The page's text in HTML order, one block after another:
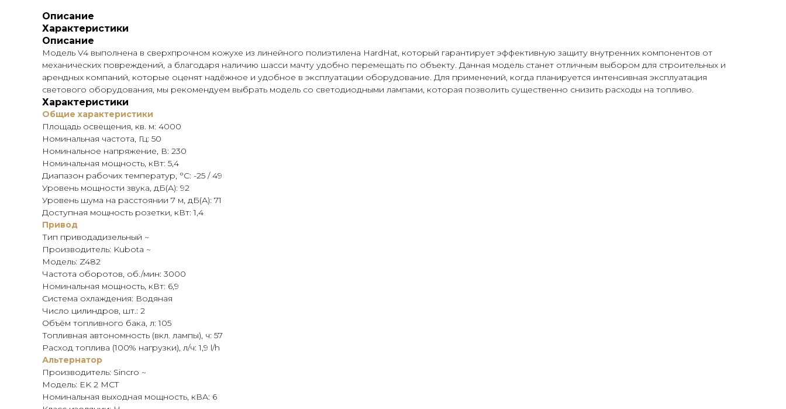
Описание
Характеристики
Описание
Модель V4 выполнена в сверхпрочном кожухе из линейного полиэтилена HardHat, который гарантирует эффективную защиту внутренних компонентов от
механических повреждений, а благодаря наличию шасси мачту удобно перемещать по объекту. Данная модель станет отличным выбором для строительных и
арендных компаний, которые оценят надёжное и удобное в эксплуатации оборудование. Для применений, когда планируется интенсивная эксплуатация
светового оборудования, мы рекомендуем выбрать модель со светодиодными лампами, которая позволить существенно снизить расходы на топливо.
Характеристики
Общие характеристики
Площадь освещения, кв. м: 4000
Номинальная частота, Гц: 50
Номинальное напряжение, В: 230
Номинальная мощность, кВт: 5,4
Диапазон рабочих температур, °C: -25 / 49
Уровень мощности звука, дБ(А): 92
Уровень шума на расстоянии 7 м, дБ(А): 71
Доступная мощность розетки, кВт: 1,4
Привод
Тип приводадизельный ~
Производитель: Kubota ~
Модель: Z482
Частота оборотов, об./мин: 3000
Номинальная мощность, кВт: 6,9
Система охлаждения: Водяная
Число цилиндров, шт.: 2
Объём топливного бака, л: 105
Топливная автономность (вкл. лампы), ч: 57
Расход топлива (100% нагрузки), л/ч: 1,9 l/h
Альтернатор
Производитель: Sincro ~
Модель: EK 2 MCT
Номинальная выходная мощность, кВА: 6